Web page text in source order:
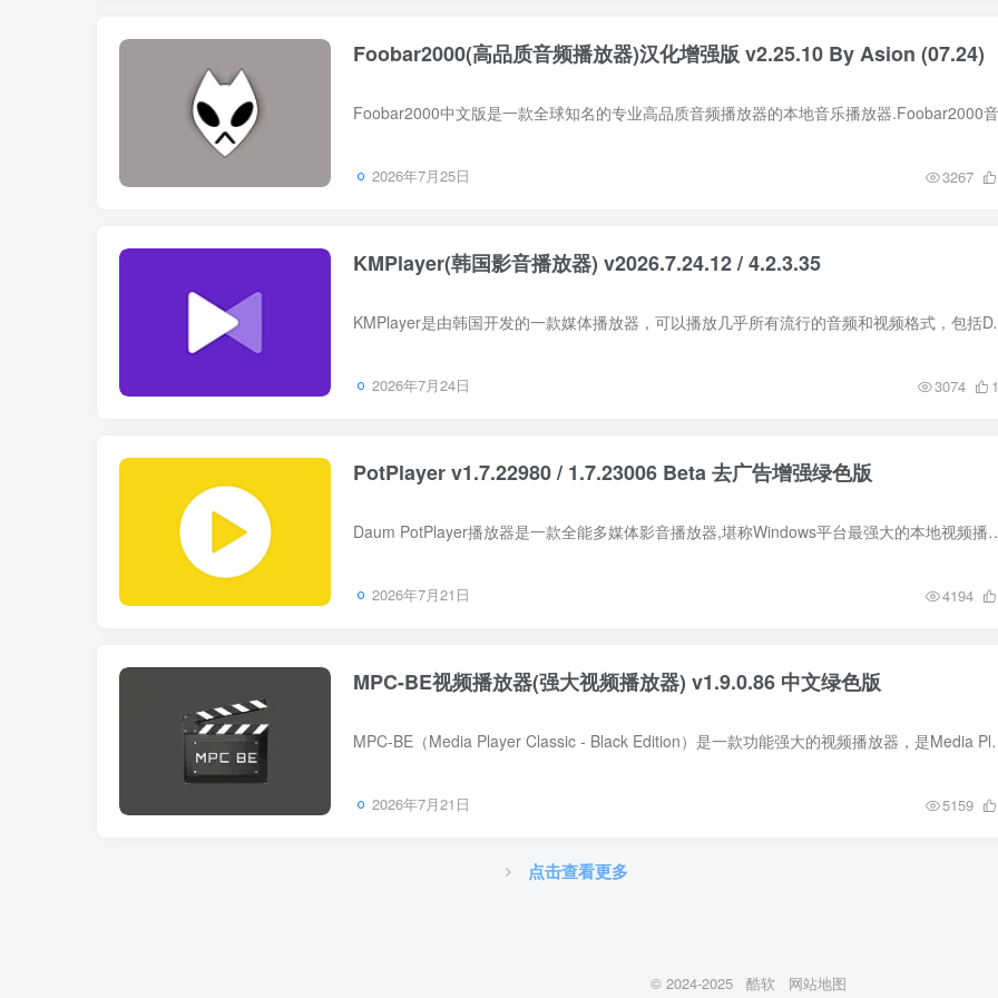
Foobar2000(高品质音频播放器)汉化增强版 v2.25.10 By Asion (07.24)
2026年7月25日 3267
KMPlayer(韩国影音播放器) v2026.7.24.12 / 4.2.3.35
KMPlayer是由韩国开发的一款媒体播放器，可以
2026年7月24日 3074
PotPlayer v1.7.22980 / 1.7.23006 Beta 去广告增强绿色版
Daum PotPlayer播放器是一款全能多媒体影音播放器,堪称Windows平台最强大的本
2026年7月21日 4194
MPC-BE视频播放器(强大视频播放器) v1.9.0.86 中文绿色版
MPC-BE（Media Player Classic - Black
2026年7月21日 5159
点击查看更多
© 2024-2025 酷软 网站地图